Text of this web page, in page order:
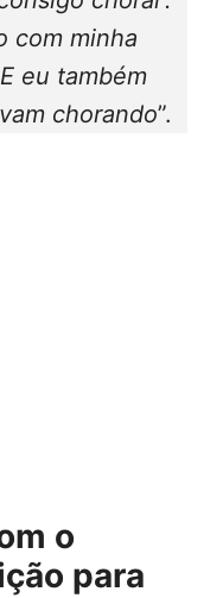
com minha
eu também
chorando”.
o
para